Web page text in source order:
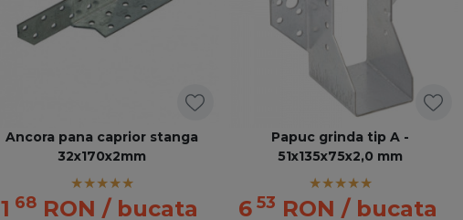
Ancora pana caprior stanga
32x170x2mm
1 68 RON / bucata
Papuc grinda tip A -
51x135x75x2,0 mm
6 53 RON / bucata